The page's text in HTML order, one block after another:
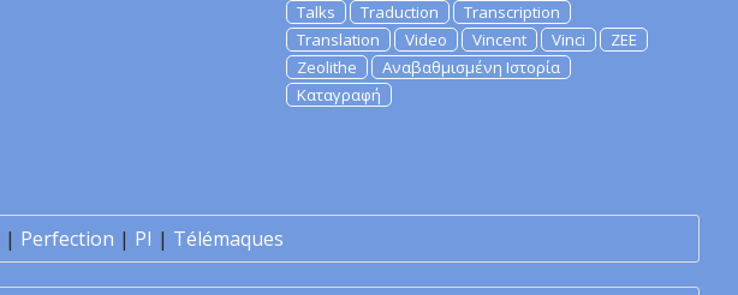
Talks
Traduction
Transcription
Translation
Video Vincent Vinci
ZEE
Zeolithe
Αναβαθμισμένη Ιστορία
Καταγραφή
| Perfection | PI | Télémaques